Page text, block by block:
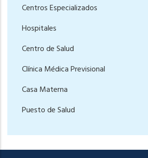
Centros Especializados
Hospitales
Centro de Salud
Clínica Médica Previsional
Casa Materna
Puesto de Salud